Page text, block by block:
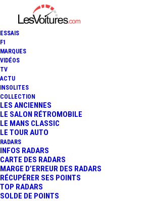
ESSAIS
F1
MARQUES
VIDÉOS
TV
ACTU
INSOLITES
COLLECTION
LES ANCIENNES
LE SALON RÉTROMOBILE
LE MANS CLASSIC
LE TOUR AUTO
RADARS
INFOS RADARS
CARTE DES RADARS
MARGE D’ERREUR DES RADARS
RÉCUPÉRER SES POINTS
TOP RADARS
SOLDE DE POINTS
HAMILTON
2 Minutes